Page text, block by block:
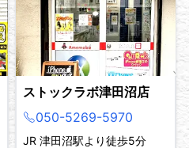
ストックラボ津田沼店
050-5269-5970
JR 津田沼駅より徒歩5分